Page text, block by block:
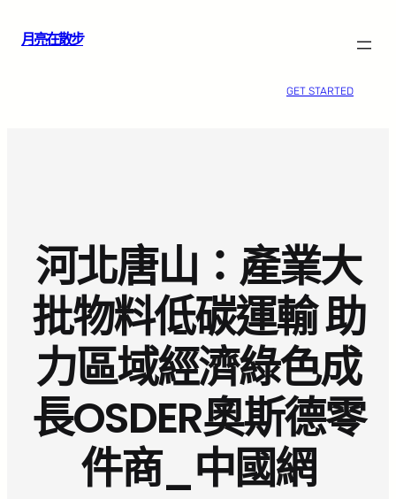
月亮在散步
GET STARTED
河北唐山：產業大
批物料低碳運輸 助
力區域經濟綠色成
長OSDER奧斯德零
件商_中國網